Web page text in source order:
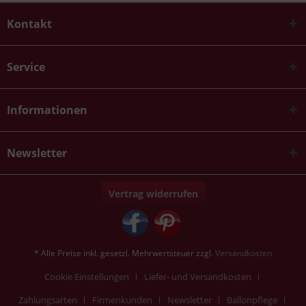
Kontakt
Service
Informationen
Newsletter
Vertrag widerrufen
* Alle Preise inkl. gesetzl. Mehrwertsteuer zzgl. Versandkosten
Cookie Einstellungen
Liefer- und Versandkosten
Zahlungsarten
Firmenkunden Newsletter Ballonpflege